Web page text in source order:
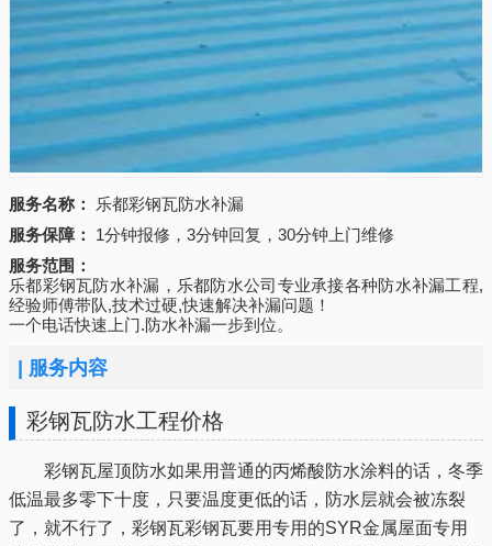
服务名称：
乐都彩钢瓦防水补漏
服务保障：
1分钟报修，3分钟回复，30分钟上门维修
服务范围：
乐都彩钢瓦防水补漏，乐都防水公司专业承接各种防水补漏工程,
经验师傅带队,技术过硬,快速解决补漏问题！
一个电话快速上门.防水补漏一步到位。
服务内容
彩钢瓦防水工程价格
彩钢瓦屋顶防水如果用普通的丙烯酸防水涂料的话，冬季
低温最多零下十度，只要温度更低的话，防水层就会被冻裂
了，就不行了，彩钢瓦彩钢瓦要用专用的SYR金属屋面专用